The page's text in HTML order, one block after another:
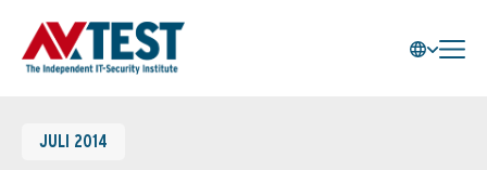
JULI 2014